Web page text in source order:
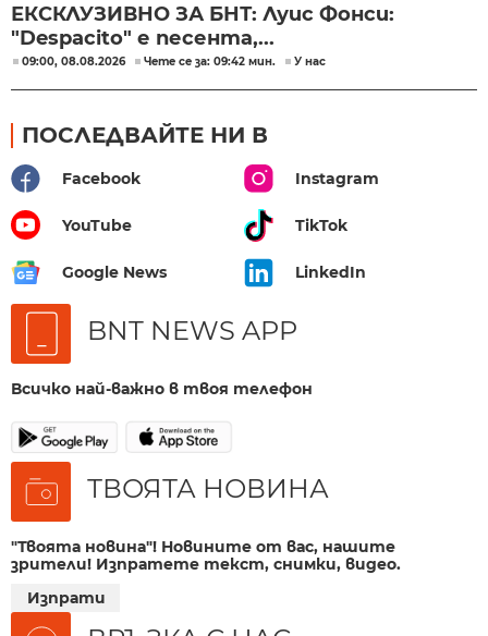
ЕКСКЛУЗИВНО ЗА БНТ: Луис Фонси:
"Despacito" е песента,...
09:00, 08.08.2026 Чете се за: 09:42 мин. У нас
ПОСЛЕДВАЙТЕ НИ В
Facebook Instagram
YouTube TikTok
Google News LinkedIn
BNT NEWS APP
Всичко най-важно в твоя телефон
ТВОЯТА НОВИНА
"Твоята новина"! Новините от вас, нашите
зрители! Изпратете текст, снимки, видео.
Изпрати